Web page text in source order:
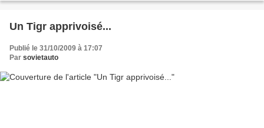
Un Tigr apprivoisé...
Publié le 31/10/2009 à 17:07
Par sovietauto